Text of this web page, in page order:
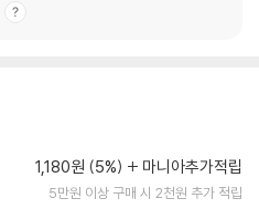
1,180원 (5%) 마니아추가적립
5만원 이상 구매 시 2천원 추가 적립